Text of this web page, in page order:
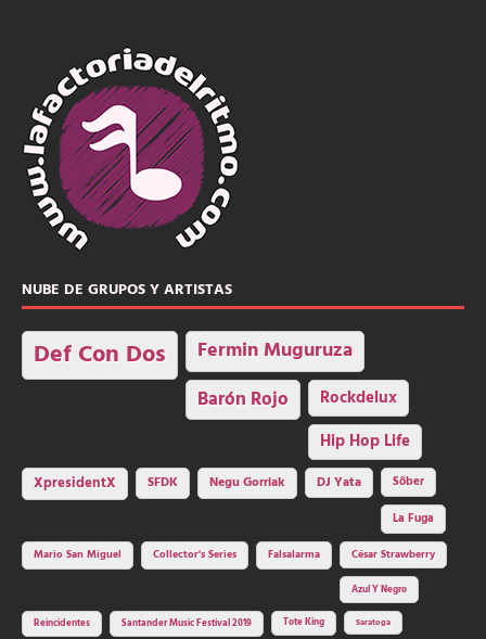
NUBE DE GRUPOS Y ARTISTAS
Def Con Dos Fermin Muguruza
Barón Rojo Rockdelux
Hip Hop Life
XpresidentX SFDK Negu Gorriak DJ Yata
Sôber
La Fuga
Mario San Miguel
Collector's Series Falsalarma César Strawberry
Azul Y Negro
Reincidentes Santander Music Festival 2019 Tote King Saratoga